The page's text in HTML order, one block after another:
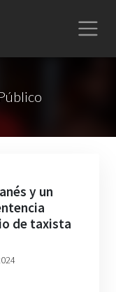
y un
de taxista